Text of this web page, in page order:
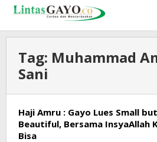
Lewati
konten
Tag: Muhammad
Sani
Haji Amru : Gayo Lues Small but
Beautiful, Bersama InsyaAllah
Bisa